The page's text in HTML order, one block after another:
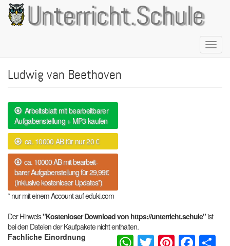
Direkt
zum
Inhalt
Unterricht.Schule
Ludwig van Beethoven
Arbeitsblatt mit bearbeitbarer
Aufgabenstellung + MP3 kaufen
ca. 10000 AB für nur 20 €
ca. 10000 AB mit bearbeit-
barer Aufgabenstellung für 29,99€
(inklusive kostenloser Updates*)
* nur mit einem Account auf eduki.com
Der Hinweis"Kostenloser Download von https://unterricht.schule"ist
bei den Dateien der Kaufpakete nicht enthalten.
Fachliche Einordnung
WhatsApp
Twitter